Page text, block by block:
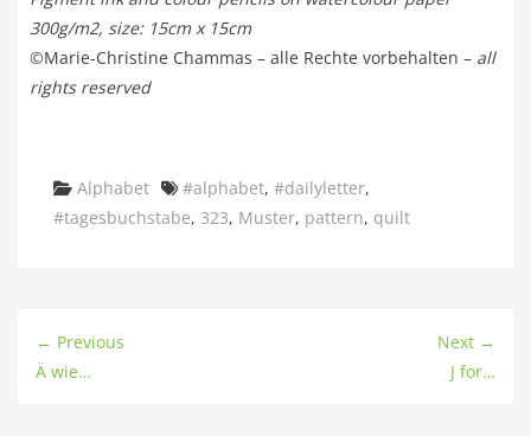
300g/m2, size: 15cm x 15cm
©Marie-Christine Chammas – alle Rechte vorbehalten – all
rights reserved
Categories
Alphabet Tags
#alphabet, #dailyletter,
#tagesbuchstabe, 323, Muster, pattern, quilt
← Previous
Ä wie…
Next →
J for…